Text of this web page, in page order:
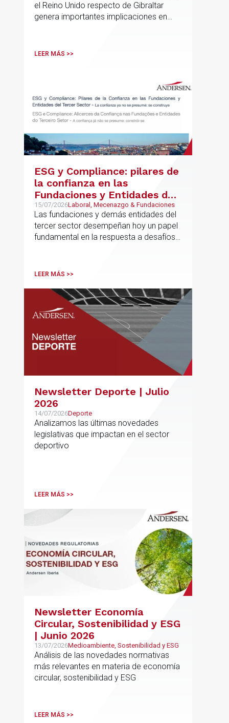
el Reino Unido respecto de Gibraltar
genera importantes implicaciones en
LEER MÁS >>
ESG y Compliance: pilares de
la confianza en las
Fundaciones y Entidades del
Tercer Sector – La confianza
ya no se presume, se
construye
15/07/2026Laboral, Mecenazgo & Fundaciones
Las fundaciones y demás entidades del
tercer sector desempeñan hoy un papel
fundamental en la respuesta a desafíos
LEER MÁS >>
Newsletter Deporte | Julio
2026
14/07/2026Deporte
Analizamos las últimas novedades
legislativas que impactan en el sector
deportivo
LEER MÁS >>
Newsletter Economía
Circular, Sostenibilidad y ESG
| Junio 2026
13/07/2026Medioambiente, Sostenibilidad y ESG
Análisis de las novedades normativas
más relevantes en materia de economía
circular, sostenibilidad y ESG
LEER MÁS >>